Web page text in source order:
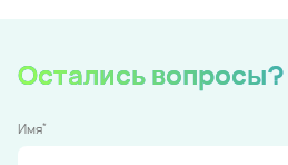
Остались вопросы?
Имя*